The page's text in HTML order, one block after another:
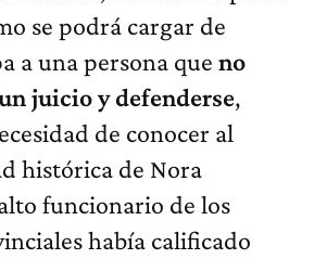
se podrá cargar de
a una persona que no
juicio y defenderse,
de conocer al
histórica de Nora
funcionario de los
había calificado